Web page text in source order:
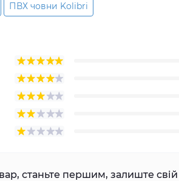
ПВХ човни Kolibri
станьте першим, залиште свій